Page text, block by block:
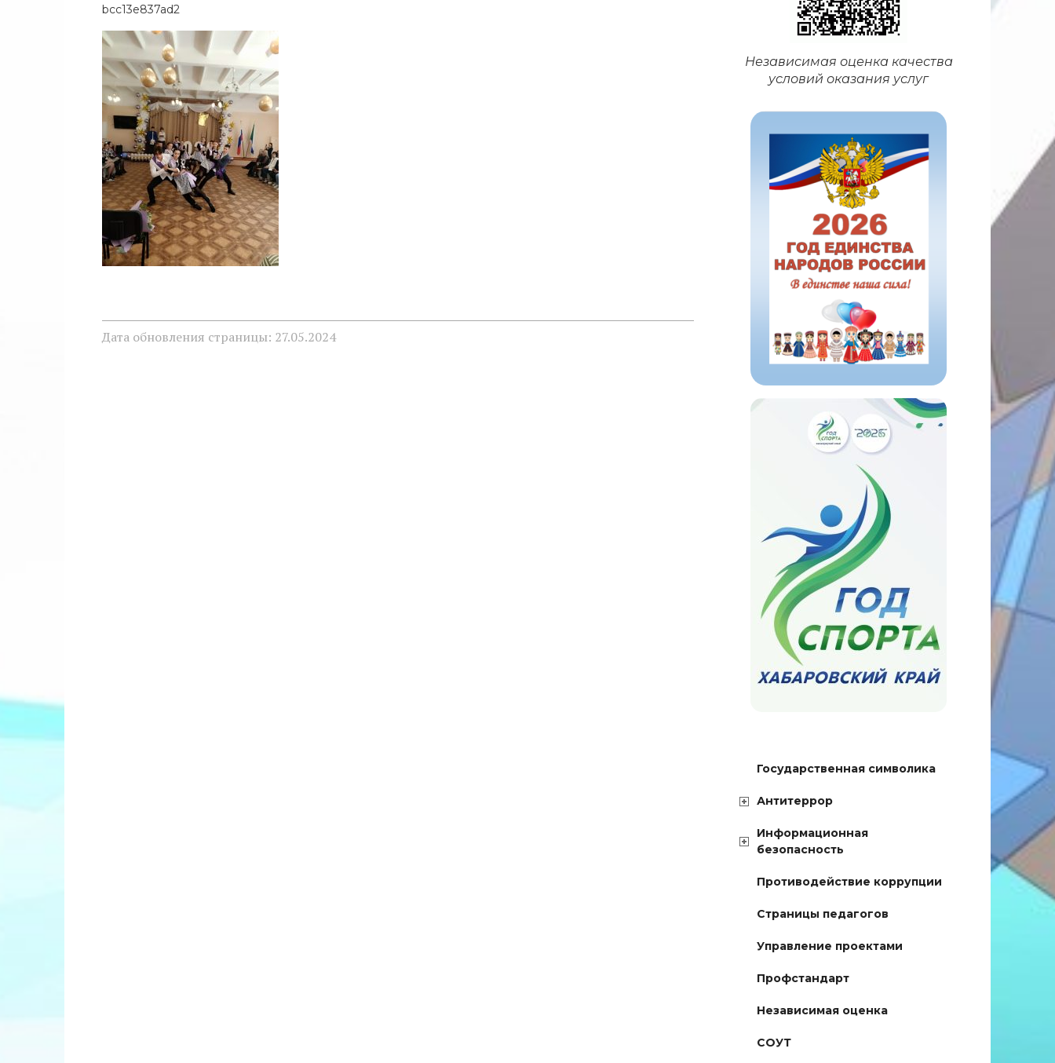
bcc13e837ad2
Дата обновления страницы: 27.05.2024
Независимая оценка качества
условий оказания услуг
Государственная символика
Антитеррор
Информационная
безопасность
Противодействие коррупции
Страницы педагогов
Управление проектами
Профстандарт
Независимая оценка
СОУТ